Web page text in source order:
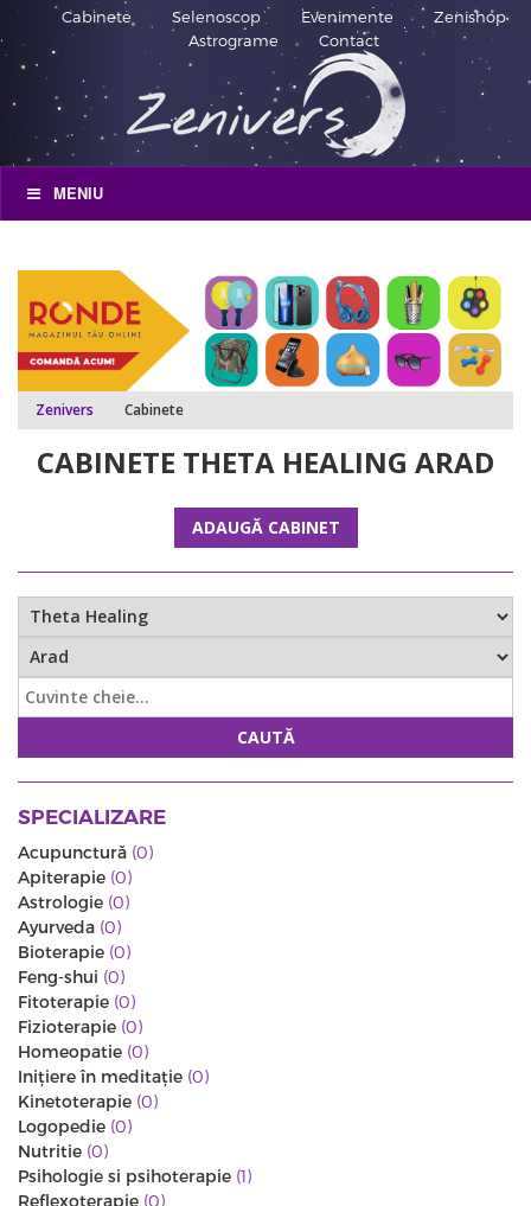
Cabinete Selenoscop Evenimente
Zenishop
Astrograme
Contact
MENIU
Zenivers Cabinete
CABINETE THETA HEALING ARAD
ADAUGĂ CABINET
CAUTĂ
SPECIALIZARE
Acupunctură (0)
Apiterapie (0)
Astrologie (0)
Ayurveda (0)
Bioterapie (0)
Feng-shui (0)
Fitoterapie (0)
Fizioterapie (0)
Homeopatie (0)
Iniţiere în meditaţie (0)
Kinetoterapie (0)
Logopedie (0)
Nutritie (0)
Psihologie si psihoterapie (1)
Reflexoterapie (0)